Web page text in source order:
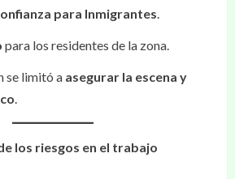
para Inmigrantes.
para los residentes de la zona.
se limitó a asegurar la escena y
.
los riesgos en el trabajo